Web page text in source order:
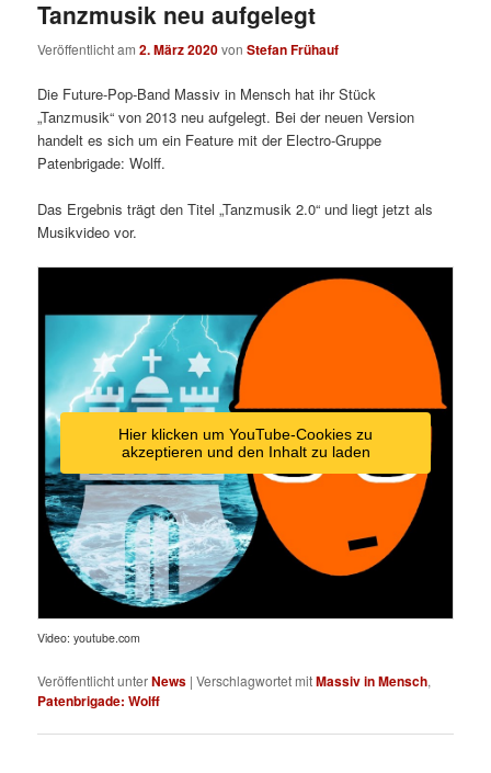
Tanzmusik neu aufgelegt
Veröffentlicht am2. März 2020vonStefan Frühauf
Die Future-Pop-Band Massiv in Mensch hat ihr Stück
„Tanzmusik“ von 2013 neu aufgelegt. Bei der neuen Version
handelt es sich um ein Feature mit der Electro-Gruppe
Patenbrigade: Wolff.
Das Ergebnis trägt den Titel „Tanzmusik 2.0“ und liegt jetzt als
Musikvideo vor.
Hier klicken um YouTube-Cookies zu
akzeptieren und den Inhalt zu laden
Video: youtube.com
Veröffentlicht unterNews |Verschlagwortet mitMassiv in Mensch,
Patenbrigade: Wolff